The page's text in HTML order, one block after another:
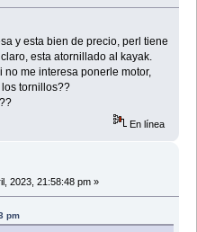
y esta bien de precio, perl tiene
esta atornillado al kayak.
no me interesa ponerle motor,
tornillos??
En línea
2023, 21:58:48 pm »
pm